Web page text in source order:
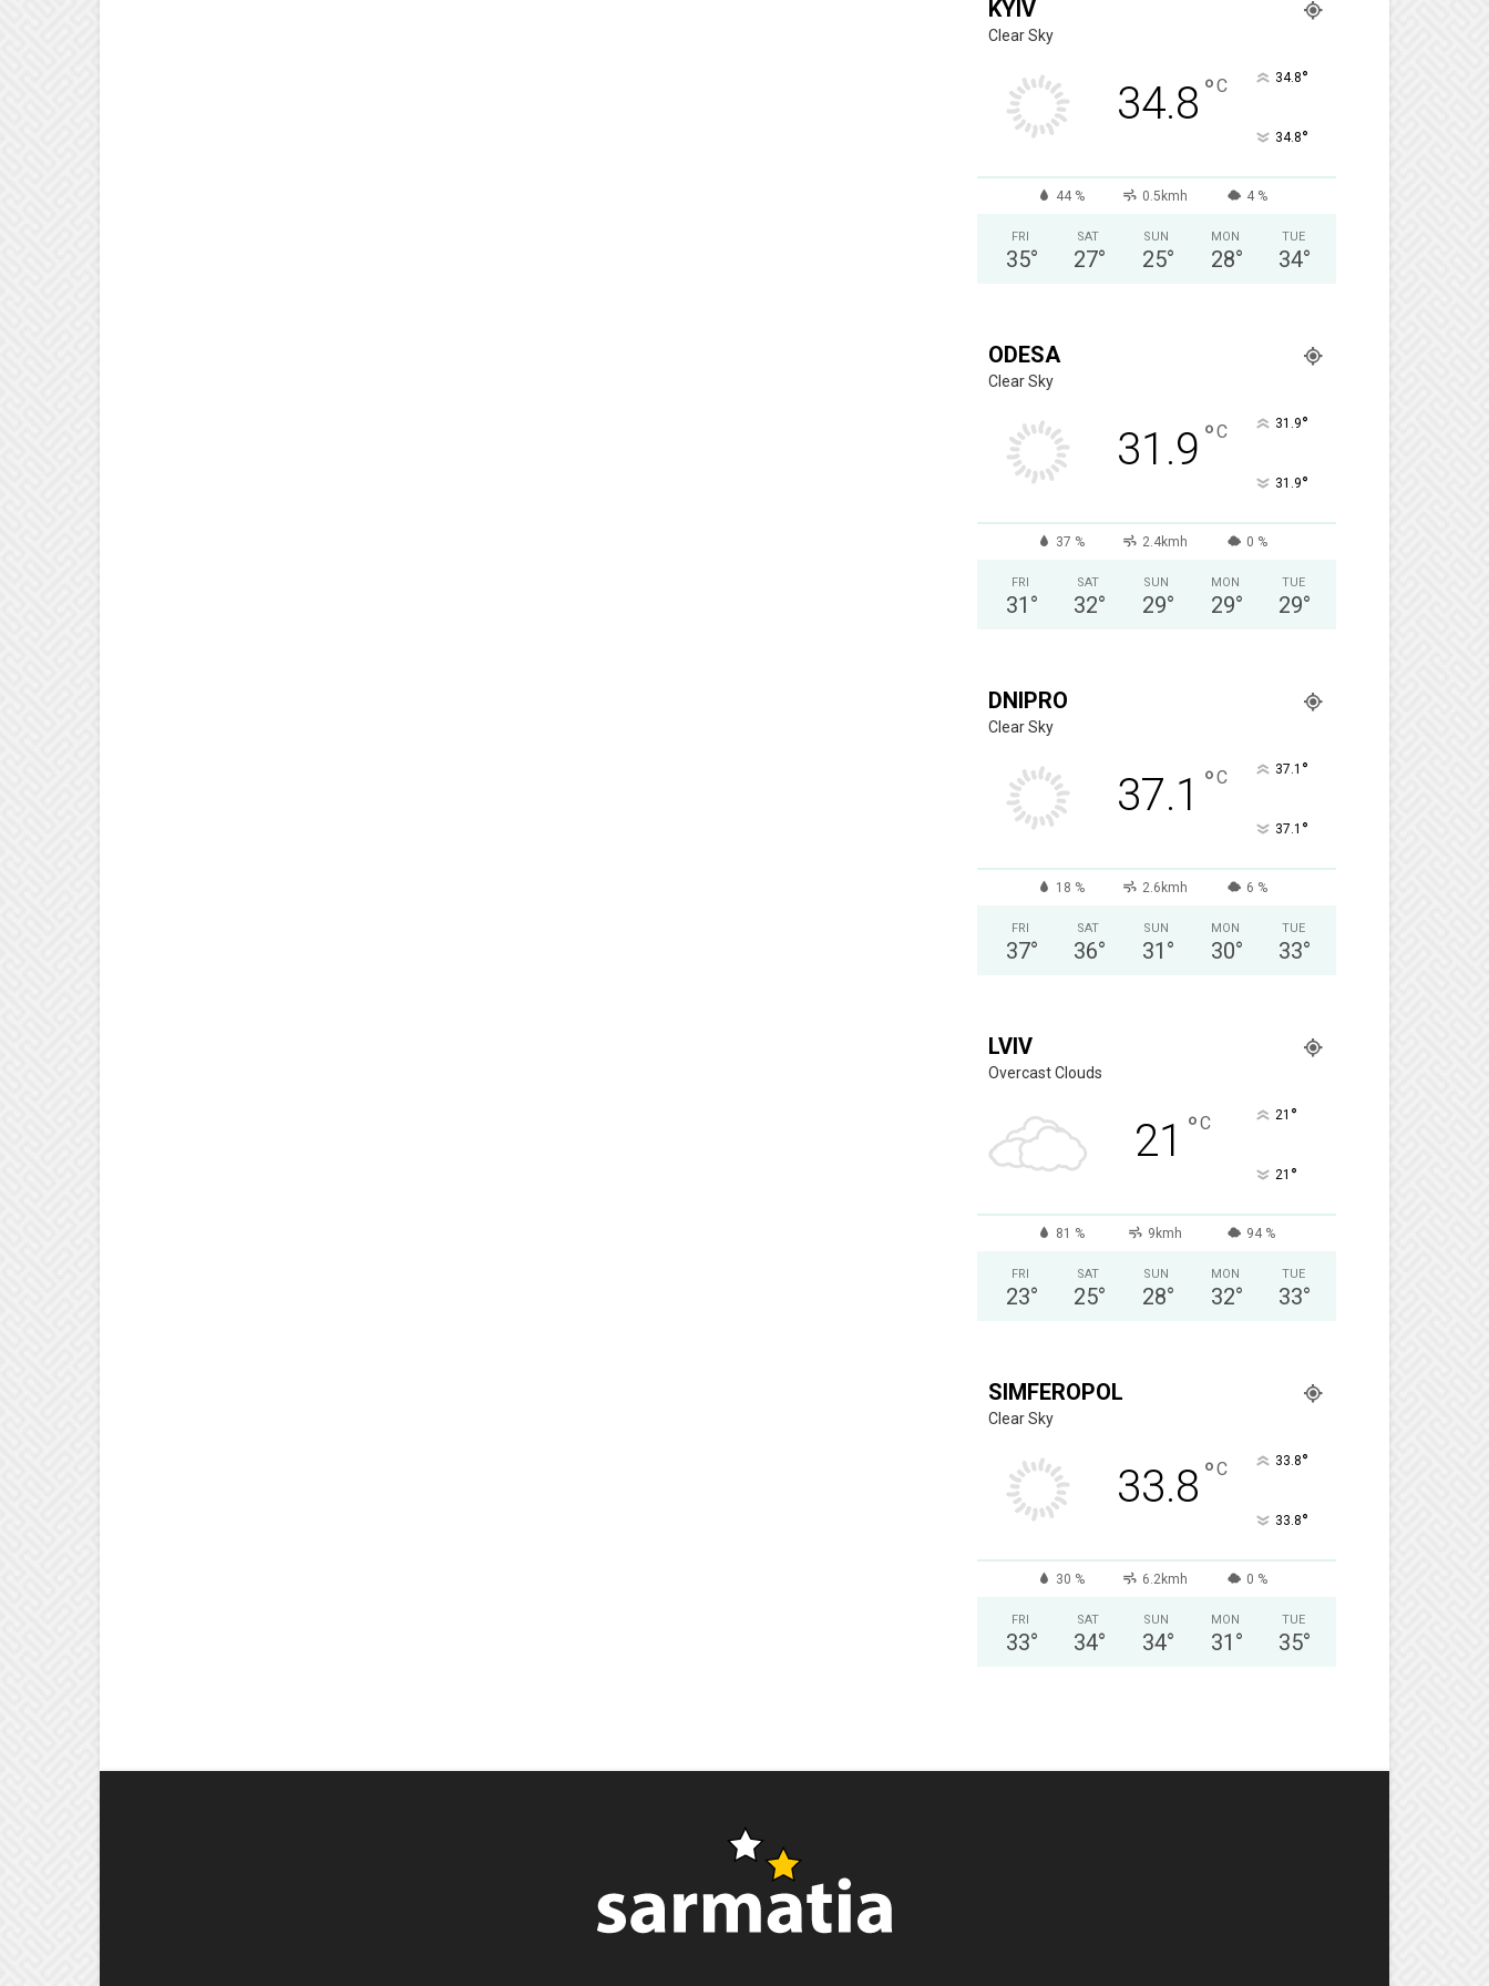
KYIV
Clear Sky
34.8 °C 34.8°
34.8°
44 % 0.5kmh 4 %
FRI
35°
SAT
27°
SUN
25°
MON
28°
TUE
34°
ODESA
Clear Sky
31.9 °C 31.9°
31.9°
37 % 2.4kmh 0 %
FRI
31 °
SAT
32°
SUN
29°
MON
29°
TUE
29°
DNIPRO
Clear Sky
37.1 °C 37.1 °
37.1 °
18 % 2.6kmh 6 %
FRI
37°
SAT
36°
SUN
31 °
MON
30°
TUE
33°
LVIV
Overcast Clouds
21 °C 21 °
21 °
81 % 9kmh 94 %
FRI
23°
SAT
25°
SUN
28°
MON
32°
TUE
33°
SIMFEROPOL
Clear Sky
33.8 °C 33.8°
33.8°
30 % 6.2kmh 0 %
FRI
33°
SAT
34°
SUN
34°
MON
31 °
TUE
35°